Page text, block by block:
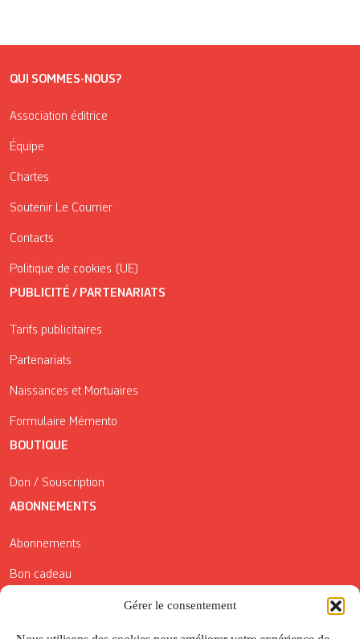
Gérer le consentement
QUI SOMMES-NOUS?
Association éditrice
Équipe
Chartes
Soutenir Le Courrier
Contacts
Politique de cookies (UE)
PUBLICITÉ / PARTENARIATS
Tarifs publicitaires
Partenariats
Naissances et Mortuaires
Formulaire Mémento
BOUTIQUE
Don / Souscription
ABONNEMENTS
Abonnements
Bon cadeau
Conditions générales de vente
Réductions de la Carte Côté Courrier